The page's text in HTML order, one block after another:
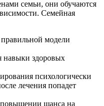
семьи, они обучаются
Семейная
модели
навыки здоровых
психологически
лечения попадет
шанса на